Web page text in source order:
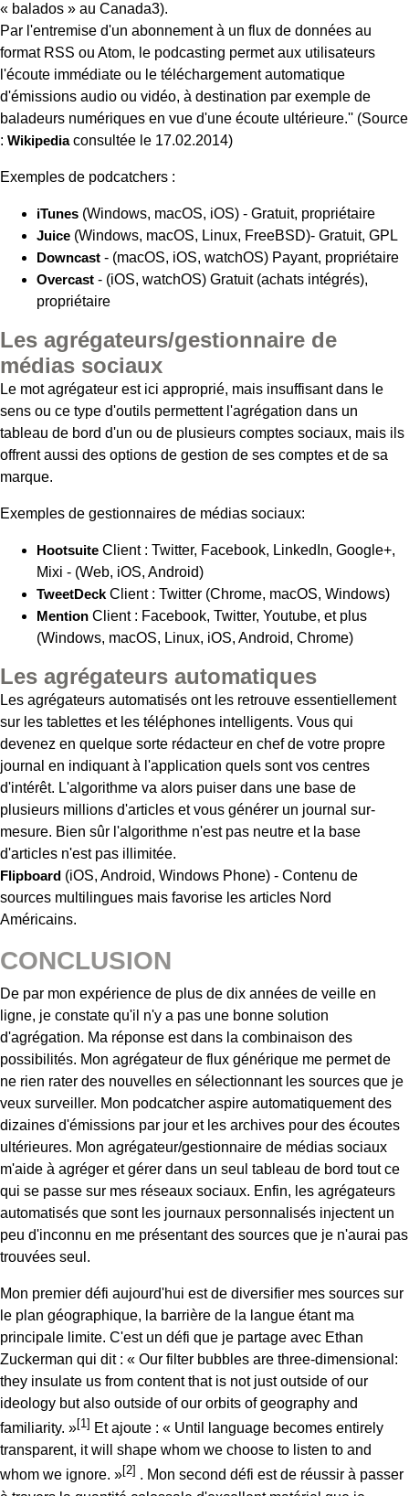
« balados » au Canada3).
Par l'entremise d'un abonnement à un flux de données au
format RSS ou Atom, le podcasting permet aux utilisateurs
l'écoute immédiate ou le téléchargement automatique
d'émissions audio ou vidéo, à destination par exemple de
baladeurs numériques en vue d'une écoute ultérieure.'' (Source
: Wikipediaconsultée le 17.02.2014)
Exemples de podcatchers :
iTunes (Windows, macOS, iOS) - Gratuit, propriétaire
Juice (Windows, macOS, Linux, FreeBSD)- Gratuit, GPL
Downcast - (macOS, iOS, watchOS) Payant, propriétaire
Overcast - (iOS, watchOS) Gratuit (achats intégrés),
propriétaire
Les agrégateurs/gestionnaire de
médias sociaux
Le mot agrégateur est ici approprié, mais insuffisant dans le
sens ou ce type d'outils permettent l'agrégation dans un
tableau de bord d'un ou de plusieurs comptes sociaux, mais ils
offrent aussi des options de gestion de ses comptes et de sa
marque.
Exemples de gestionnaires de médias sociaux:
Hootsuite Client : Twitter, Facebook, LinkedIn, Google+,
Mixi - (Web, iOS, Android)
TweetDeck Client : Twitter (Chrome, macOS, Windows)
Mention Client : Facebook, Twitter, Youtube, et plus
(Windows, macOS, Linux, iOS, Android, Chrome)
Les agrégateurs automatiques
Les agrégateurs automatisés ont les retrouve essentiellement
sur les tablettes et les téléphones intelligents. Vous qui
devenez en quelque sorte rédacteur en chef de votre propre
journal en indiquant à l'application quels sont vos centres
d'intérêt. L'algorithme va alors puiser dans une base de
plusieurs millions d'articles et vous générer un journal sur-
mesure. Bien sûr l'algorithme n'est pas neutre et la base
d'articles n'est pas illimitée.
Flipboard (iOS, Android, Windows Phone) - Contenu de
sources multilingues mais favorise les articles Nord
Américains.
CONCLUSION
De par mon expérience de plus de dix années de veille en
ligne, je constate qu'il n'y a pas une bonne solution
d'agrégation. Ma réponse est dans la combinaison des
possibilités. Mon agrégateur de flux générique me permet de
ne rien rater des nouvelles en sélectionnant les sources que je
veux surveiller. Mon podcatcher aspire automatiquement des
dizaines d'émissions par jour et les archives pour des écoutes
ultérieures. Mon agrégateur/gestionnaire de médias sociaux
m'aide à agréger et gérer dans un seul tableau de bord tout ce
qui se passe sur mes réseaux sociaux. Enfin, les agrégateurs
automatisés que sont les journaux personnalisés injectent un
peu d'inconnu en me présentant des sources que je n'aurai pas
trouvées seul.
Mon premier défi aujourd'hui est de diversifier mes sources sur
le plan géographique, la barrière de la langue étant ma
principale limite. C'est un défi que je partage avec Ethan
Zuckerman qui dit : « Our filter bubbles are three-dimensional:
they insulate us from content that is not just outside of our
ideology but also outside of our orbits of geography and
familiarity. » 1
Et ajoute : « Until language becomes entirely
transparent, it will shape whom we choose to listen to and
whom we ignore. » 2 . Mon second défi est de réussir à passer